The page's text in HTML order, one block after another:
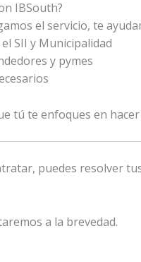
IBSouth?
el servicio, te
SII y Municipalidad
y pymes
tú te enfoques en
puedes resolver
a la brevedad.